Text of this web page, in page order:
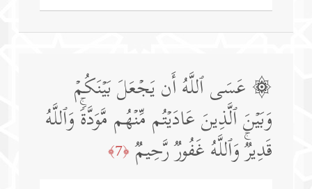
۞ عَسَى ٱللَّهُ أَن یَجۡعَلَ بَیۡنَكُمۡ
وَبَیۡنَ ٱلَّذِینَ عَادَیۡتُم مِّنۡهُم مَّوَدَّةࣰۚ وَٱللَّهُ
قَدِیرࣱۚ وَٱللَّهُ غَفُورࣱ رَّحِیمࣱ ﴿7﴾